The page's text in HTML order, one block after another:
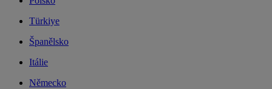
Türkiye
Španělsko
Itálie
Německo